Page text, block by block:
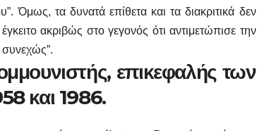
Όμως, τα δυνατά επίθετα και τα διακριτικά δεν
ακριβώς στο γεγονός ότι αντιμετώπισε την
συνεχώς”.
επικεφαλής των
και 1986.